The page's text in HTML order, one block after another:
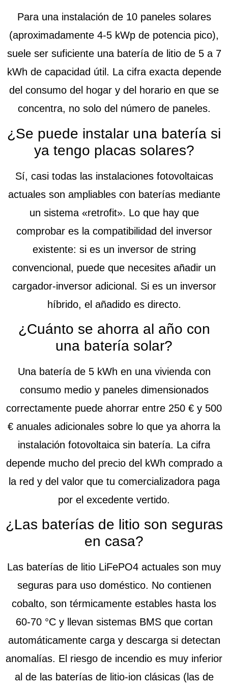
Para una instalación de 10 paneles solares
(aproximadamente 4-5 kWp de potencia pico),
suele ser suficiente una batería de litio de 5 a 7
kWh de capacidad útil. La cifra exacta depende
del consumo del hogar y del horario en que se
concentra, no solo del número de paneles.
¿Se puede instalar una batería si
ya tengo placas solares?
Sí, casi todas las instalaciones fotovoltaicas
actuales son ampliables con baterías mediante
un sistema «retrofit». Lo que hay que
comprobar es la compatibilidad del inversor
existente: si es un inversor de string
convencional, puede que necesites añadir un
cargador-inversor adicional. Si es un inversor
híbrido, el añadido es directo.
¿Cuánto se ahorra al año con
una batería solar?
Una batería de 5 kWh en una vivienda con
consumo medio y paneles dimensionados
correctamente puede ahorrar entre 250 € y 500
€ anuales adicionales sobre lo que ya ahorra la
instalación fotovoltaica sin batería. La cifra
depende mucho del precio del kWh comprado a
la red y del valor que tu comercializadora paga
por el excedente vertido.
¿Las baterías de litio son seguras
en casa?
Las baterías de litio LiFePO4 actuales son muy
seguras para uso doméstico. No contienen
cobalto, son térmicamente estables hasta los
60-70 °C y llevan sistemas BMS que cortan
automáticamente carga y descarga si detectan
anomalías. El riesgo de incendio es muy inferior
al de las baterías de litio-ion clásicas (las de